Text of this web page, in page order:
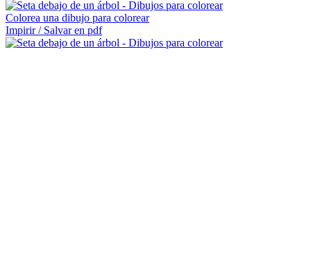
Colorea una dibujo para colorear
Impirir / Salvar en pdf